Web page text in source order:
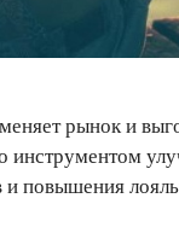
рынок и
инструментом
повышения